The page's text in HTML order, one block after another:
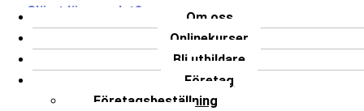
Om oss
Onlinekurser
Bli utbildare
Företag
Företagsbeställning
Glömt lösenordet?
Har du inget konto?Registrera dig